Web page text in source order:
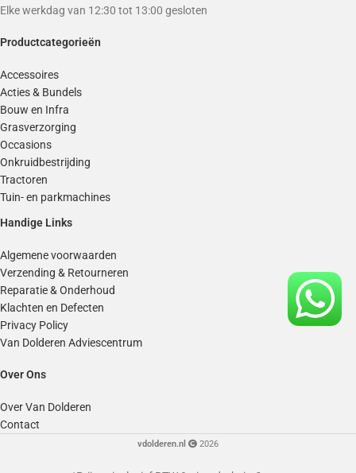
Elke werkdag van 12:30 tot 13:00 gesloten
Productcategorieën
Accessoires
Acties & Bundels
Bouw en Infra
Grasverzorging
Occasions
Onkruidbestrijding
Tractoren
Tuin- en parkmachines
Handige Links
Algemene voorwaarden
Verzending & Retourneren
Reparatie & Onderhoud
Klachten en Defecten
Privacy Policy
Van Dolderen Adviescentrum
Over Ons
Over Van Dolderen
Contact
vdolderen.nl 2026